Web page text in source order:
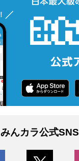
みんカラ公式SNS